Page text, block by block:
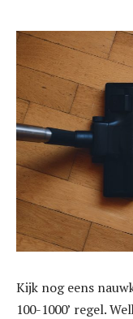
Kijk nog eens
100-1000’ regel.